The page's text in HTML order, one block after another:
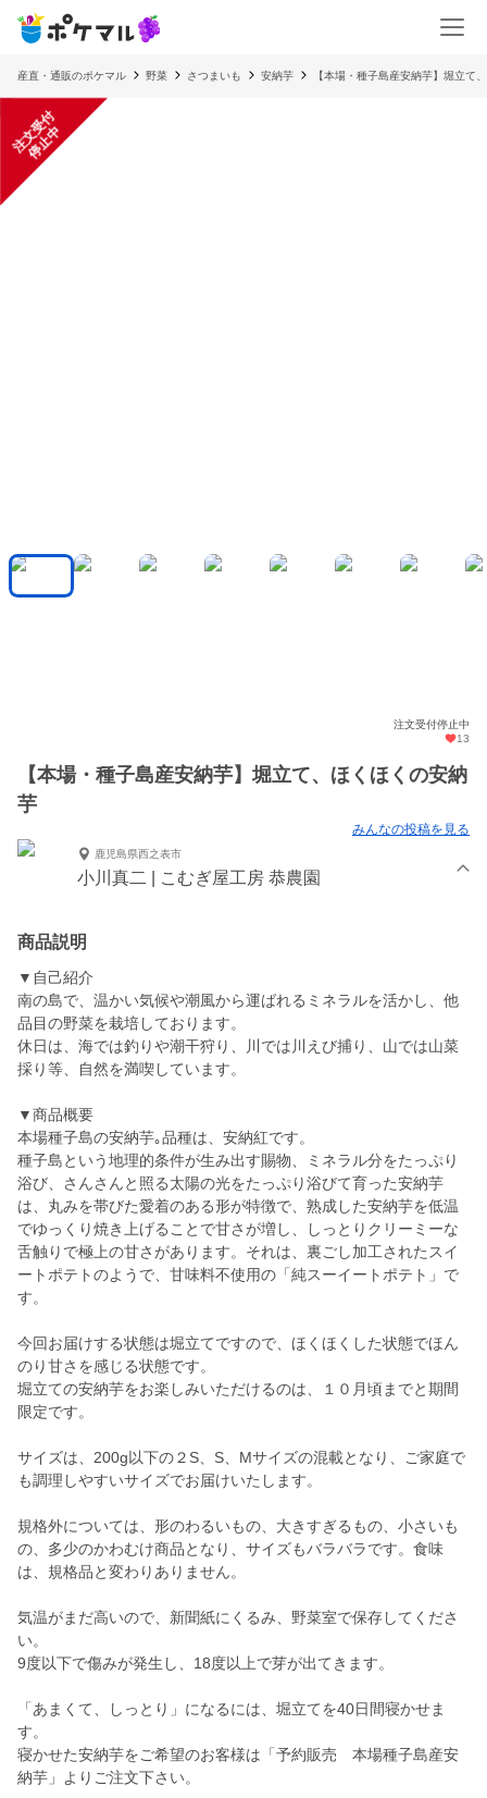
産直・通販のポケマル 野菜 さつまいも 安納芋 【本場・種子島産安納芋】堀立て
注
文
受
付
停
止
中
注文受付停止中
13
【本場・種子島産安納芋】堀立て、ほくほくの安納
芋
みんなの投稿を見る
鹿児島県西之表市
小川真二 | こむぎ屋工房 恭農園
商品説明
▼自己紹介
南の島で、温かい気候や潮風から運ばれるミネラルを活かし、他
品目の野菜を栽培しております。
休日は、海では釣りや潮干狩り、川では川えび捕り、山では山菜
採り等、自然を満喫しています。
▼商品概要
本場種子島の安納芋｡品種は、安納紅です。
種子島という地理的条件が生み出す賜物、ミネラル分をたっぷり
浴び、さんさんと照る太陽の光をたっぷり浴びて育った安納芋
は、丸みを帯びた愛着のある形が特徴で、熟成した安納芋を低温
でゆっくり焼き上げることで甘さが増し、しっとりクリーミーな
舌触りで極上の甘さがあります。それは、裏ごし加工されたスイ
ートポテトのようで、甘味料不使用の「純スーイートポテト」で
す。
今回お届けする状態は堀立てですので、ほくほくした状態でほん
のり甘さを感じる状態です。
堀立ての安納芋をお楽しみいただけるのは、１０月頃までと期間
限定です。
サイズは、200g以下の２S、S、Mサイズの混載となり、ご家庭で
も調理しやすいサイズでお届けいたします。
規格外については、形のわるいもの、大きすぎるもの、小さいも
の、多少のかわむけ商品となり、サイズもバラバラです。食味
は、規格品と変わりありません。
気温がまだ高いので、新聞紙にくるみ、野菜室で保存してくださ
い。
9度以下で傷みが発生し、18度以上で芽が出てきます。
「あまくて、しっとり」になるには、堀立てを40日間寝かせま
す。
寝かせた安納芋をご希望のお客様は「予約販売 本場種子島産安
納芋」よりご注文下さい。